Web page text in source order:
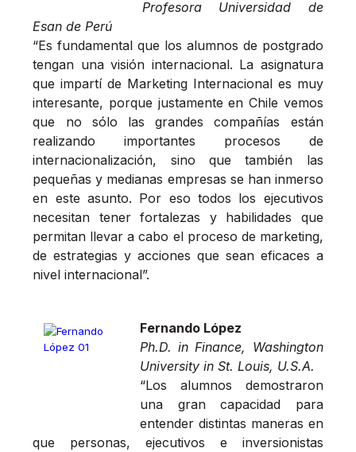
Profesora Universidad de
Esan de Perú
“Es fundamental que los alumnos de postgrado
tengan una visión internacional. La asignatura
que impartí de Marketing Internacional es muy
interesante, porque justamente en Chile vemos
que no sólo las grandes compañías están
realizando importantes procesos de
internacionalización, sino que también las
pequeñas y medianas empresas se han inmerso
en este asunto. Por eso todos los ejecutivos
necesitan tener fortalezas y habilidades que
permitan llevar a cabo el proceso de marketing,
de estrategias y acciones que sean eficaces a
nivel internacional”.
Fernando López
Ph.D. in Finance, Washington
University in St. Louis, U.S.A.
“Los alumnos demostraron
una gran capacidad para
entender distintas maneras en
que personas, ejecutivos e inversionistas